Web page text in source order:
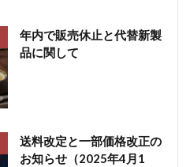
年内で販売休止と代替新製
品に関して
送料改定と一部価格改正の
お知らせ（2025年4月1